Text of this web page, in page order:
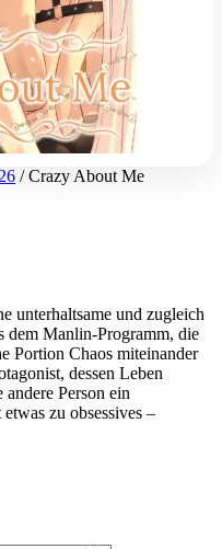
/ Crazy About Me
unterhaltsame und zugleich
dem Manlin-Programm, die
Portion Chaos miteinander
dessen Leben
Person ein
zu obsessives –